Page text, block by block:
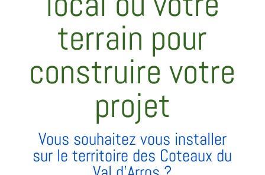
terrain pour
construire votre
projet
Vous souhaitez vous installer
sur le territoire des Coteaux du